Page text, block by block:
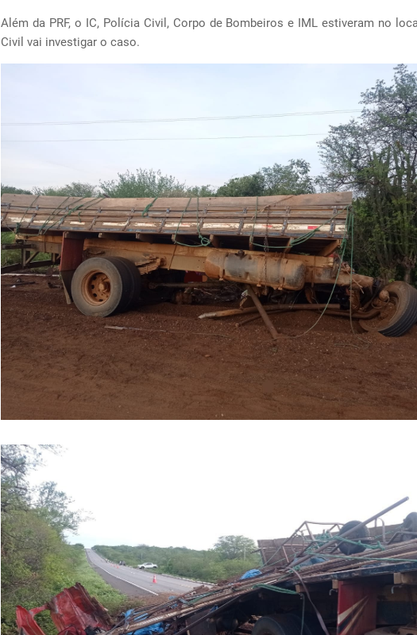
Além da PRF, o IC, Polícia Civil, Corpo de Bombeiros e IML estiveram no
Civil vai investigar o caso.